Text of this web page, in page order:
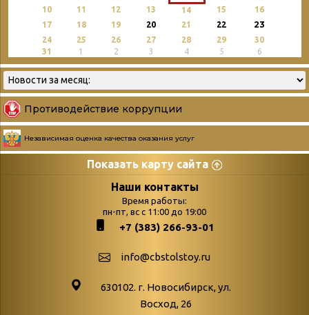
10
11 12 13 14 15
16
17
18 19 20 21 22 23
24 25 26 27 28 29
30
31
1 2 3 4 5 6
Противодействие коррупции
Независимая оценка качества оказания услуг
Показать карту сайта
Страницы
podvedenie-itogov-festivalya-
paskhalnaya-palitra
поступлений
Война. Народ.
Наши контакты
Время работы:
пн-пт, вс с 11:00 до 19:00
+7 (383) 266-93-01
info@cbstolstoy.ru
630102. г. Новосибирск, ул.
Восход, 26